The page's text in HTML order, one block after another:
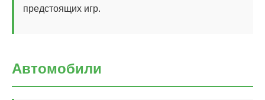
предстоящих игр.
Автомобили